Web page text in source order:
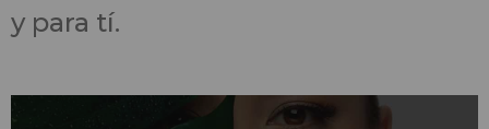
y para tí.